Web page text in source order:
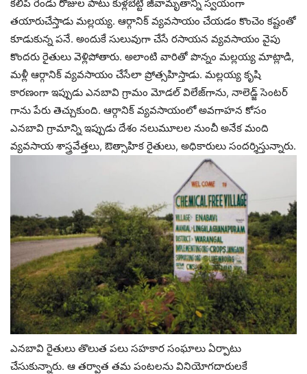
కలిపి రెండు రోజుల పాటు కుళ్లబెట్టి జీవామృతాన్ని స్వయంగా
తయారుచేస్తాడు మల్లయ్య. ఆర్గానిక్‌ వ్యవసాయం చేయడం కొంచెం కష్టంతో
కూడుకున్న పనే. అందుకే సులువుగా చేసే రసాయన వ్యవసాయం వైపు
కొందరు రైతులు వెళ్లిపోతారు. అలాంటి వారితో పొన్నం మల్లయ్య మాట్లాడి,
మళ్లీ ఆర్గానిక్ వ్యవసాయం చేసేలా ప్రోత్సహిస్తాడు. మల్లయ్య కృషి
కారణంగా ఇప్పుడు ఎనబావి గ్రామం మోడల్ విలేజ్‌గాను, నాలెడ్జ్ సెంటర్‌
గాను పేరు తెచ్చుకుంది. ఆర్గానిక్‌ వ్యవసాయంలో అవగాహన కోసం
ఎనబావి గ్రామాన్ని ఇప్పుడు దేశం నలుమూలల నుంచీ అనేక మంది
వ్యవసాయ శాస్త్రవేత్తలు, ఔత్సాహిక రైతులు, అధికారులు సందర్శిస్తున్నారు.
ఎనబావి రైతులు తొలుత పలు సహకార సంఘాలు ఏర్పాటు
చేసుకున్నారు. ఆ తర్వాత తమ పంటలను వినియోగదారులకే